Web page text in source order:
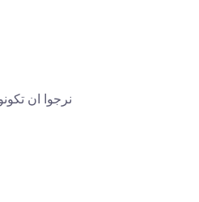
نرجوا ان